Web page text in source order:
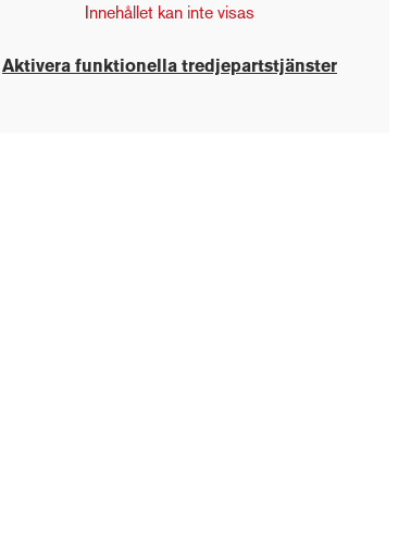
Innehållet kan inte visas
Aktivera funktionella tredjepartstjänster